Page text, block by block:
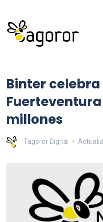
Binter celebra
millones
Tagoror Digital